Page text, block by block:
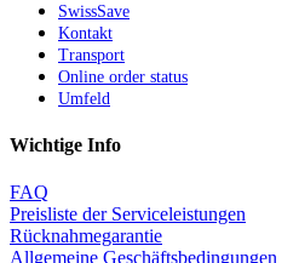
SwissSave
Kontakt
Transport
Online order status
Umfeld
Wichtige Info
FAQ
Preisliste der Serviceleistungen
Rücknahmegarantie
Allgemeine Geschäftsbedingungen